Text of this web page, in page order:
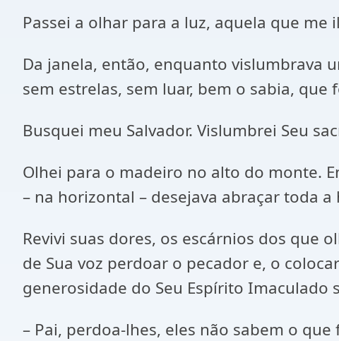
Passei a olhar para a luz, aquela que
Da janela, então, enquanto vislumbrava
sem estrelas, sem luar, bem o sabia,
Busquei meu Salvador. Vislumbrei Seu
Olhei para o madeiro no alto do monte.
– na horizontal – desejava abraçar toda
Revivi suas dores, os escárnios dos que
de Sua voz perdoar o pecador e, o
generosidade do Seu Espírito Imaculado
– Pai, perdoa-lhes, eles não sabem o que